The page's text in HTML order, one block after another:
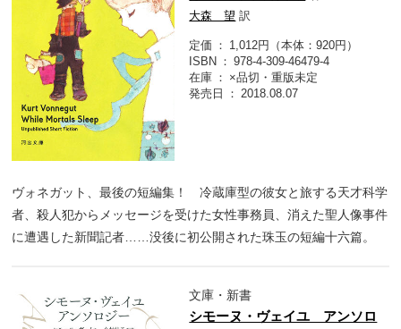
大森 望 訳
定価
1,012円（本体：920円）
ISBN
978-4-309-46479-4
在庫
×品切・重版未定
発売日
2018.08.07
ヴォネガット、最後の短編集！ 冷蔵庫型の彼女と旅する天才科学
者、殺人犯からメッセージを受けた女性事務員、消えた聖人像事件
に遭遇した新聞記者……没後に初公開された珠玉の短編十六篇。
文庫・新書
シモーヌ・ヴェイユ アンソロ